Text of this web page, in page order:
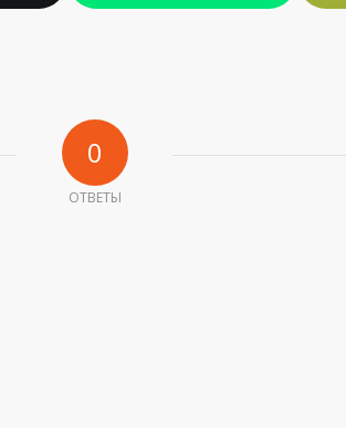
0
ОТВЕТЫ